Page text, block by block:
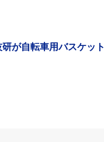
高回転ペダリング時
況に合わせて自動で
変速機の組み合わせ
い走行性のモデルだ
プ、レザーテイスト
が自転車用バスケッ